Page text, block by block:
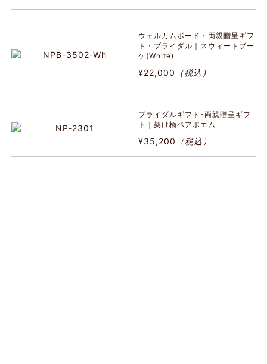
ウェルカムボード・両親贈呈ギフ
ト・ブライダル｜スウィートブー
ケ(White)
¥22,000 （税込）
ブライダルギフト･両親贈呈ギフ
ト｜架け橋ペアポエム
¥35,200 （税込）